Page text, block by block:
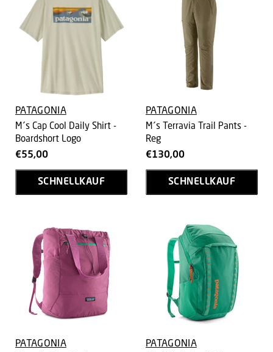
PATAGONIA
M´s Cap Cool Daily Shirt -
Boardshort Logo
€55,00
SCHNELLKAUF
PATAGONIA
M´s Terravia Trail Pants -
Reg
€130,00
SCHNELLKAUF
PATAGONIA PATAGONIA